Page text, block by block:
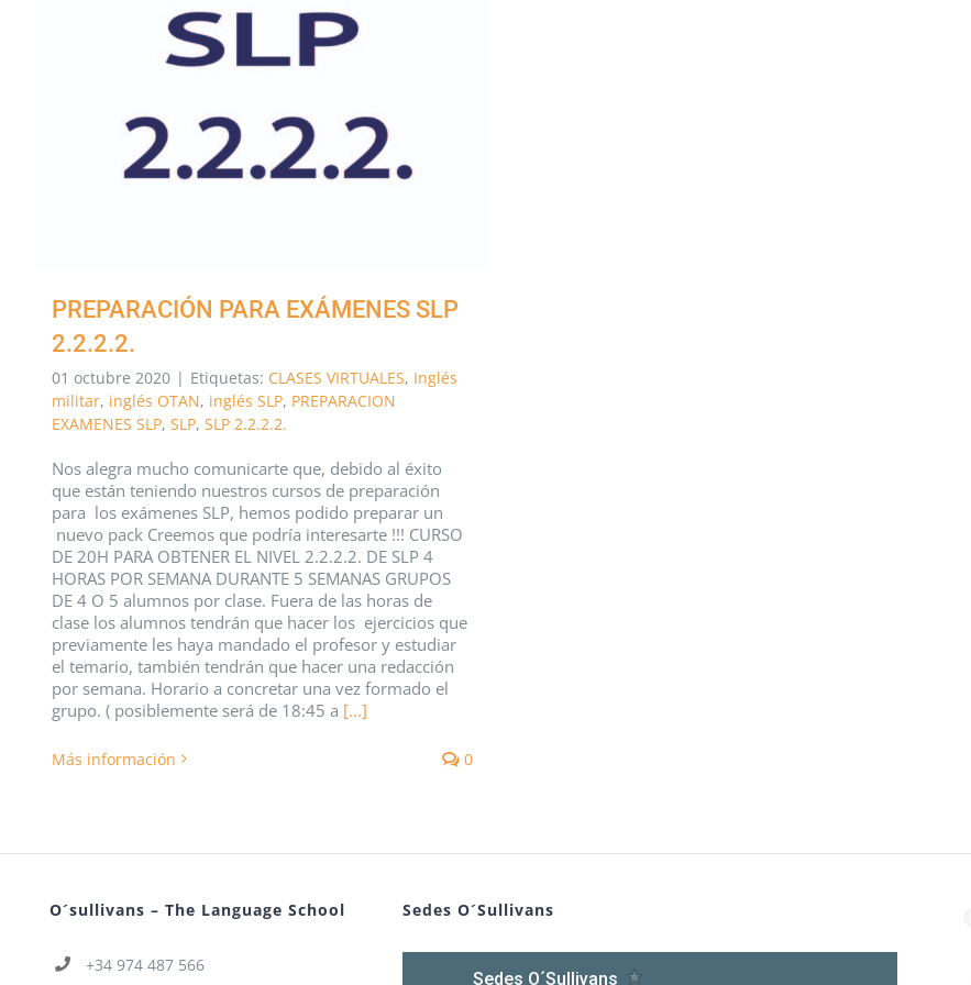
PREPARACIÓN PARA EXÁMENES SLP
2.2.2.2.
01 octubre 2020 | Etiquetas: CLASES VIRTUALES, Inglés
militar, inglés OTAN, inglés SLP, PREPARACION
EXAMENES SLP, SLP, SLP 2.2.2.2.
Nos alegra mucho comunicarte que, debido al éxito
que están teniendo nuestros cursos de preparación
para los exámenes SLP, hemos podido preparar un
nuevo pack Creemos que podría interesarte !!! CURSO
DE 20H PARA OBTENER EL NIVEL 2.2.2.2. DE SLP 4
HORAS POR SEMANA DURANTE 5 SEMANAS GRUPOS
DE 4 O 5 alumnos por clase. Fuera de las horas de
clase los alumnos tendrán que hacer los ejercicios que
previamente les haya mandado el profesor y estudiar
el temario, también tendrán que hacer una redacción
por semana. Horario a concretar una vez formado el
grupo. ( posiblemente será de 18:45 a [...]
Más información 0
O´sullivans – The Language School
+34 974 487 566
Sedes O´Sullivans